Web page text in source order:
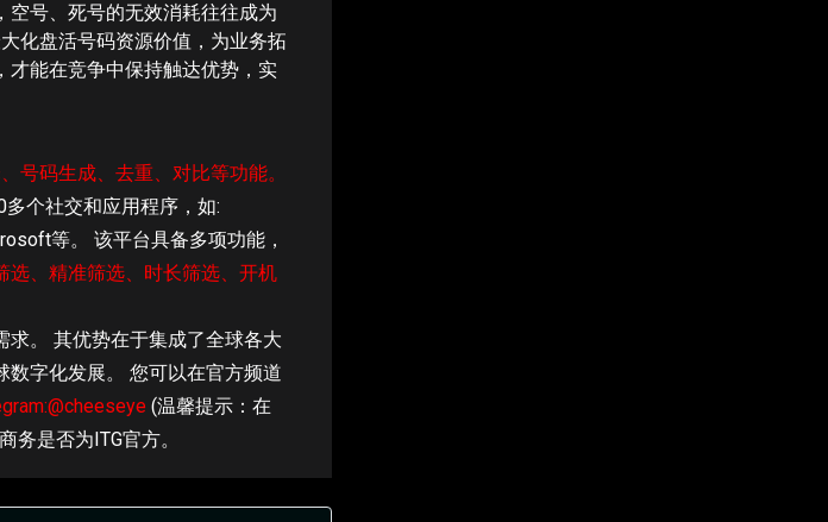
号、死号的无效消耗往往成为
化盘活号码资源价值，为业务拓
才能在竞争中保持触达优势，实
号码生成、去重、对比等功能。
个社交和应用程序，如:
等。
该平台具备多项功能，
选、精准筛选、时长筛选、开机
。 其优势在于集成了全球各大
字化发展。 您可以在官方频道
(温馨提示：在
务是否为ITG官方。